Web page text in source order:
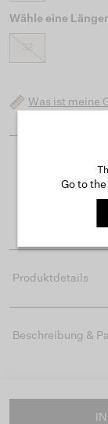
Wähle eine
32
Was ist meine
Lieferzeit
Einfache
Produktdetails
Beschreibung &
Go to